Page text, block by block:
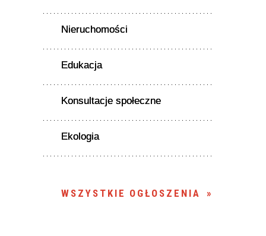
Nieruchomości
Edukacja
Konsultacje społeczne
Ekologia
WSZYSTKIE OGŁOSZENIA